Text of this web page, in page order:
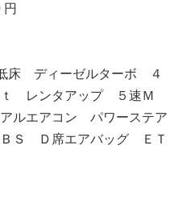
床 ディーゼルターボ ４
レンタアップ ５速Ｍ
ルエアコン パワーステア
Ｓ Ｄ席エアバッグ ＥＴ